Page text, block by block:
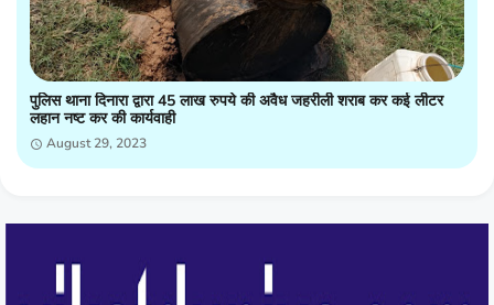
पुलिस थाना दिनारा द्वारा 45 लाख रुपये की अवैध जहरीली शराब कर कई लीटर
लहान नष्ट कर की कार्यवाही
August 29, 2023